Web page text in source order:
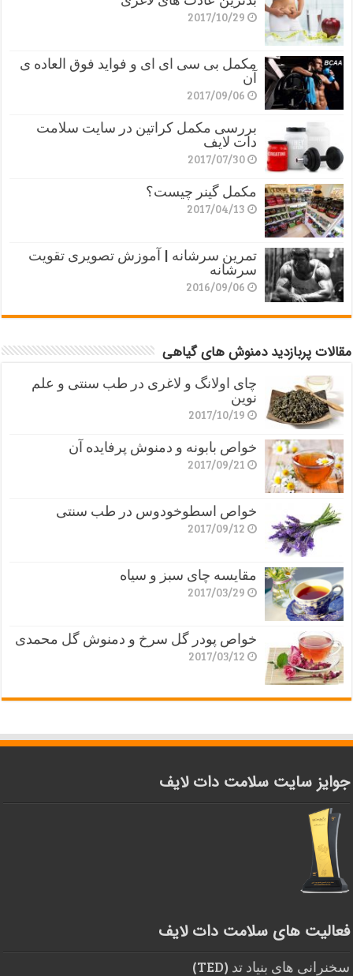
2017/10/29
مکمل بی سی ای ای و فواید فوق العاده ی
آن
2017/09/06
بررسی مکمل کراتین در سایت سلامت
دات لایف
2017/07/30
مکمل گینر چیست؟
2017/04/13
تمرین سرشانه | آموزش تصویری تقویت
سرشانه
2016/09/06
مقالات پربازدید دمنوش های گیاهی
چای اولانگ و لاغری در طب سنتی و علم
نوین
2017/10/19
خواص بابونه و دمنوش پرفایده آن
2017/09/21
خواص اسطوخودوس در طب سنتی
2017/09/12
مقایسه چای سبز و سیاه
2017/03/29
خواص پودر گل سرخ و دمنوش گل محمدی
2017/03/12
جوایز سایت سلامت دات لایف
فعالیت های سلامت دات لایف
سخنرانی های بنیاد تد (TED)